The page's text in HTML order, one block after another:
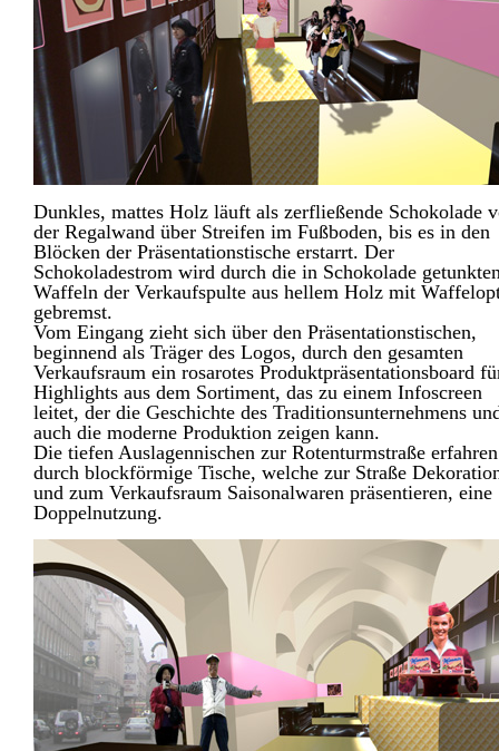
Dunkles, mattes Holz läuft als zerfließende Schokolade
der Regalwand über Streifen im Fußboden, bis es in den
Blöcken der Präsentationstische erstarrt. Der
Schokoladestrom wird durch die in Schokolade
Waffeln der Verkaufspulte aus hellem Holz mit
gebremst.
Vom Eingang zieht sich über den Präsentationstischen,
beginnend als Träger des Logos, durch den gesamten
Verkaufsraum ein rosarotes Produktpräsentationsboard
Highlights aus dem Sortiment, das zu einem Infoscreen
leitet, der die Geschichte des Traditionsunternehmens
auch die moderne Produktion zeigen kann.
Die tiefen Auslagennischen zur Rotenturmstraße erfahren
durch blockförmige Tische, welche zur Straße
und zum Verkaufsraum Saisonalwaren präsentieren, eine
Doppelnutzung.